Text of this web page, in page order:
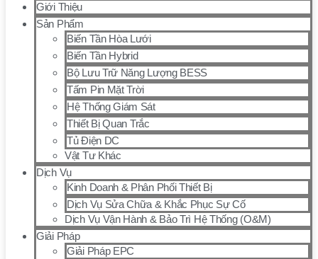
Giới Thiệu
Sản Phẩm
Biến Tần Hòa Lưới
Biến Tần Hybrid
Bộ Lưu Trữ Năng Lượng BESS
Tấm Pin Mặt Trời
Hệ Thống Giám Sát
Thiết Bị Quan Trắc
Tủ Điện DC
Vật Tư Khác
Dịch Vụ
Kinh Doanh & Phân Phối Thiết Bị
Dịch Vụ Sửa Chữa & Khắc Phục Sự Cố
Dịch Vụ Vận Hành & Bảo Trì Hệ Thống (O&M)
Giải Pháp
Giải Pháp EPC